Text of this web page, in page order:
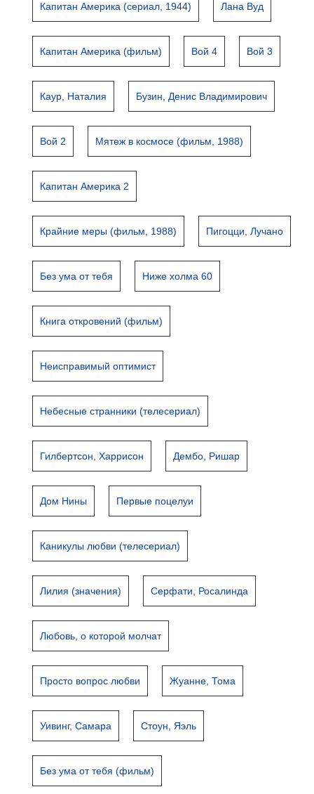
Капитан Америка (сериал, 1944) Лана Вуд
Капитан Америка (фильм) Вой 4 Вой 3
Каур, Наталия Бузин, Денис Владимирович
Вой 2 Мятеж в космосе (фильм, 1988)
Капитан Америка 2
Крайние меры (фильм, 1988) Пигоцци, Лучано
Без ума от тебя Ниже холма 60
Книга откровений (фильм)
Неисправимый оптимист
Небесные странники (телесериал)
Гилбертсон, Харрисон Дембо, Ришар
Дом Нины Первые поцелуи
Каникулы любви (телесериал)
Лилия (значения) Серфати, Росалинда
Любовь, о которой молчат
Просто вопрос любви Жуанне, Тома
Уивинг, Самара Стоун, Яэль
Без ума от тебя (фильм)